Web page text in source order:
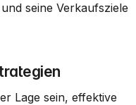
seine Verkaufsziele
Lage sein, effektive